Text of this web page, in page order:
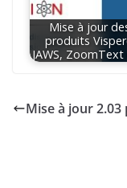
Mise à jour
produits
JAWS,
Mise à jour